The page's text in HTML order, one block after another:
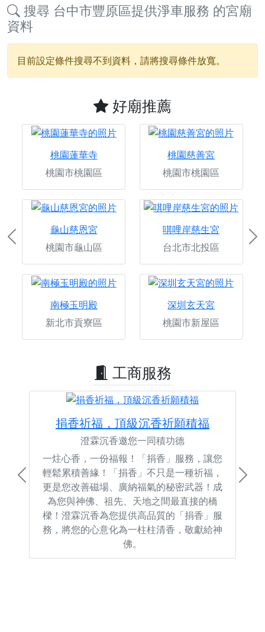
搜尋 台中市豐原區提供淨車服務 的宮廟
資料
目前設定條件搜尋不到資料，請將搜尋條件放寬。
好廟推薦
桃園蓮華寺
桃園市桃園區
桃園慈善宮
桃園市桃園區
龜山慈恩宮
桃園市龜山區
唭哩岸慈生宮
台北市北投區
南極玉明殿
新北市貢寮區
深圳玄天宮
桃園市新屋區
Previous
工商服務
捐香祈福，頂級沉香祈願積福
澄霖沉香邀您一同積功德
一炷心香，一份福報！「捐香」服務，讓您
輕鬆累積善緣！「捐香」不只是一種祈福，
更是您改善磁場、廣納福氣的秘密武器！成
為您與神佛、祖先、天地之間最直接的橋
樑！澄霖沉香為您提供高品質的「捐香」服
務，將您的心意化為一柱柱清香，敬獻給神
佛。
Previous Next